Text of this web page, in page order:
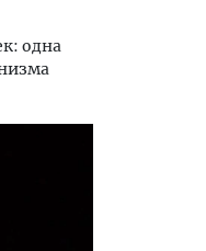
одна